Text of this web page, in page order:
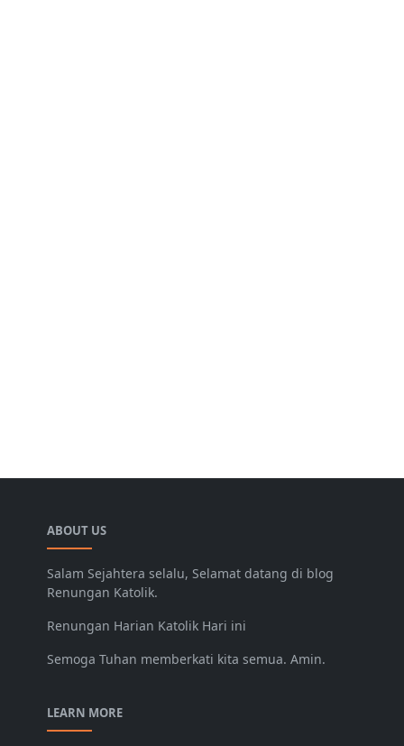
ABOUT US
Salam Sejahtera selalu, Selamat datang di blog
Renungan Katolik.
Renungan Harian Katolik Hari ini
Semoga Tuhan memberkati kita semua. Amin.
LEARN MORE